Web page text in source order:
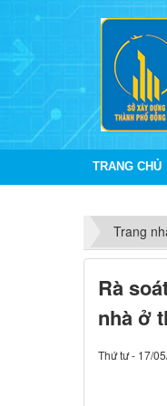
TRANG CHỦ
Trang
Rà
nhà ở
Thứ tư - 17/